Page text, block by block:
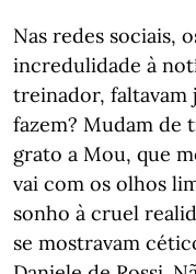
Nas redes sociais,
incredulidade à
treinador, faltavam
fazem? Mudam de
grato a Mou, que
vai com os olhos
sonho à cruel
se mostravam